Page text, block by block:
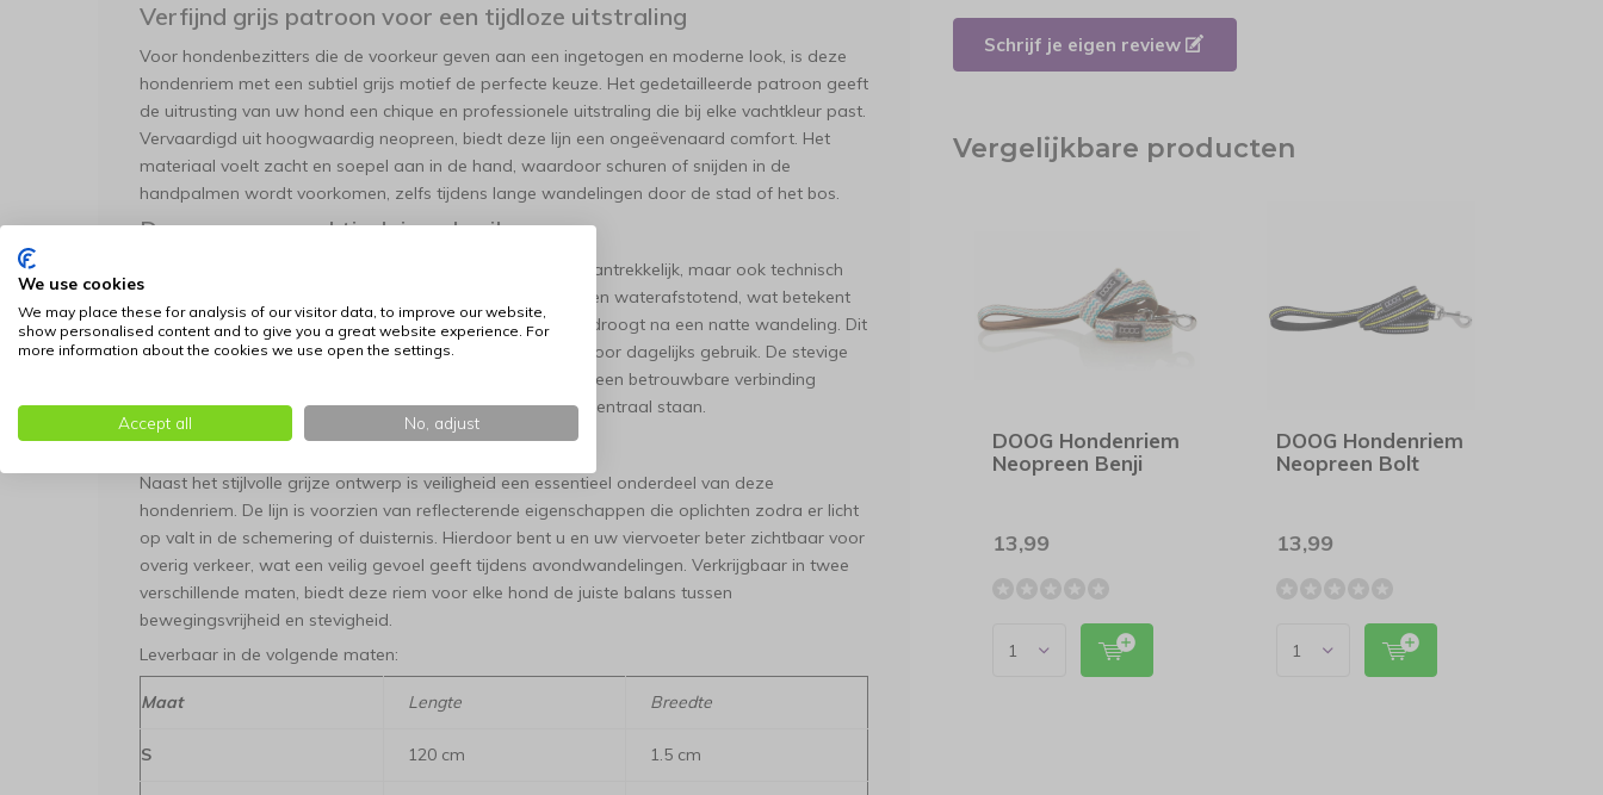
Verfijnd grijs patroon voor een tijdloze uitstraling
Voor hondenbezitters die de voorkeur geven aan een ingetogen en moderne look, is deze
hondenriem met een subtiel grijs motief de perfecte keuze. Het gedetailleerde patroon geeft
de uitrusting van uw hond een chique en professionele uitstraling die bij elke vachtkleur past.
Vervaardigd uit hoogwaardig neopreen, biedt deze lijn een ongeëvenaard comfort. Het
materiaal voelt zacht en soepel aan in de hand, waardoor schuren of snijden in de
handpalmen wordt voorkomen, zelfs tijdens lange wandelingen door de stad of het bos.
Duurzaam en praktisch in gebruik
Deze hondenriem van neopreen is niet alleen esthetisch aantrekkelijk, maar ook technisch
zeer functioneel. Het materiaal is van nature lichtgewicht en waterafstotend, wat betekent
dat de riem niet zwaar wordt als het regent en zeer snel droogt na een natte wandeling. Dit
maakt de lijn uiterst onderhoudsvriendelijk en hygiënisch voor dagelijks gebruik. De stevige
musketonhaak en de hoogwaardige stiksels zorgen voor een betrouwbare verbinding
tussen u en uw hond, waarbij duurzaamheid en controle centraal staan.
Veilig op pad met reflecterende details
Naast het stijlvolle grijze ontwerp is veiligheid een essentieel onderdeel van deze
hondenriem. De lijn is voorzien van reflecterende eigenschappen die oplichten zodra er licht
op valt in de schemering of duisternis. Hierdoor bent u en uw viervoeter beter zichtbaar voor
overig verkeer, wat een veilig gevoel geeft tijdens avondwandelingen. Verkrijgbaar in twee
verschillende maten, biedt deze riem voor elke hond de juiste balans tussen
bewegingsvrijheid en stevigheid.
Leverbaar in de volgende maten:
Maat Lengte Breedte
S 120 cm 1.5 cm
Schrijf je eigen review
Vergelijkbare producten
DOOG Hondenriem
Neopreen Benji
13,99
DOOG Hondenriem
Neopreen Bolt
13,99
We use cookies
We may place these for analysis of our visitor data, to improve our website,
show personalised content and to give you a great website experience. For
more information about the cookies we use open the settings.
Accept all No, adjust